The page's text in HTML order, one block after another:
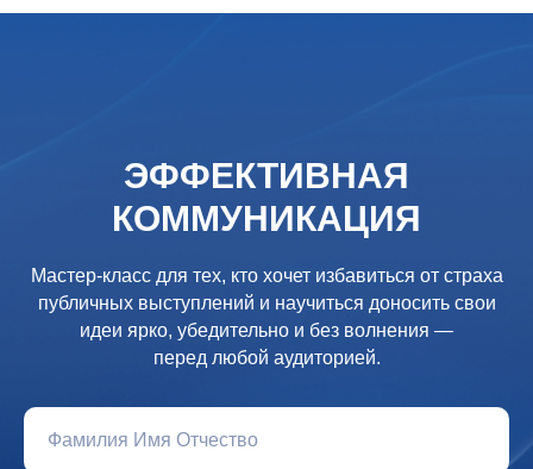
ЭФФЕКТИВНАЯ
КОММУНИКАЦИЯ
Мастер-класс для тех, кто хочет избавиться от страха
публичных выступлений и научиться доносить свои
идеи ярко, убедительно и без волнения —
перед любой аудиторией.